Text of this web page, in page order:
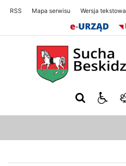
RSS Mapa serwisu Wersja tekstowa
Sucha Beskidzka